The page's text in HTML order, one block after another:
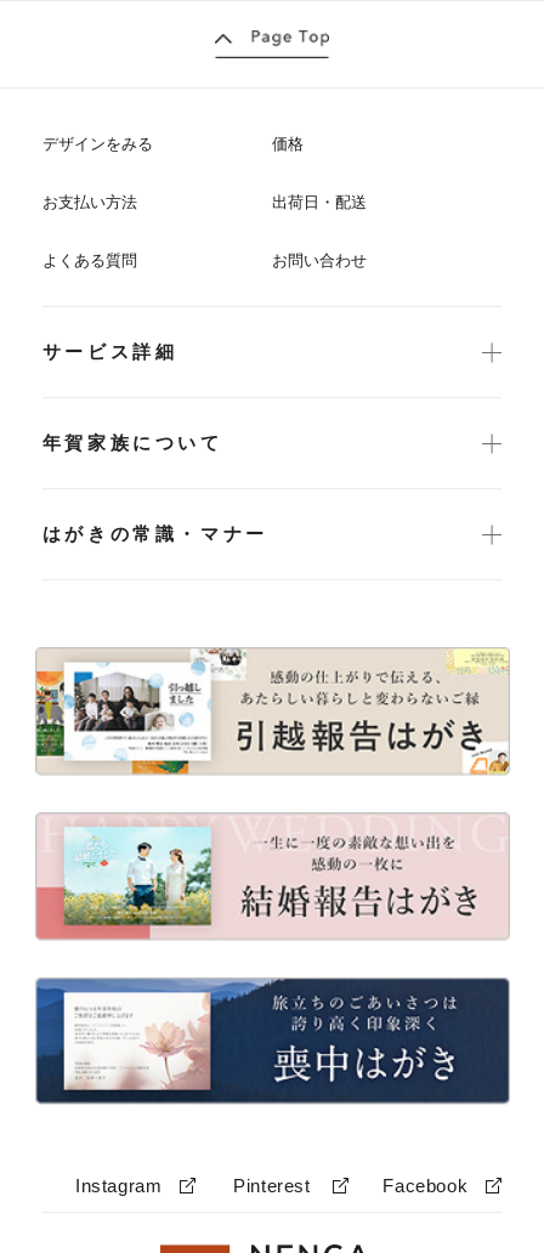
デザインをみる 価格
お支払い方法 出荷日・配送
よくある質問 お問い合わせ
サービス詳細
年賀家族について
はがきの常識・マナー
Instagram Pinterest Facebook